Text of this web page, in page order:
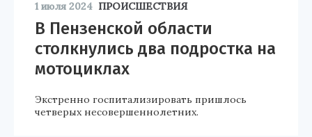
1 июля 2024 ПРОИСШЕСТВИЯ
В Пензенской области
столкнулись два подростка на
мотоциклах
Экстренно госпитализировать пришлось
четверых несовершеннолетних.